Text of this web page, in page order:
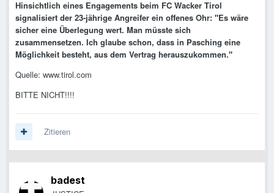
Hinsichtlich eines Engagements beim FC Wacker Tirol
signalisiert der 23-jährige Angreifer ein offenes Ohr: "Es wäre
sicher eine Überlegung wert. Man müsste sich
zusammensetzen. Ich glaube schon, dass in Pasching eine
Möglichkeit besteht, aus dem Vertrag herauszukommen."
Quelle: www.tirol.com
BITTE NICHT!!!!
Zitieren
badest